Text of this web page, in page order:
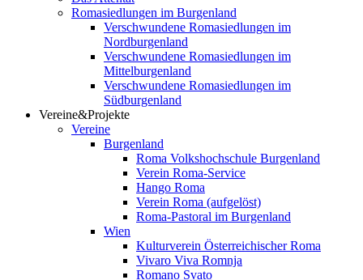
Romasiedlungen im Burgenland
Verschwundene Romasiedlungen im
Nordburgenland
Verschwundene Romasiedlungen im
Mittelburgenland
Verschwundene Romasiedlungen im
Südburgenland
Vereine&Projekte
Vereine
Burgenland
Roma Volkshochschule Burgenland
Verein Roma-Service
Hango Roma
Verein Roma (aufgelöst)
Roma-Pastoral im Burgenland
Wien
Kulturverein Österreichischer Roma
Vivaro Viva Romnja
Romano Svato